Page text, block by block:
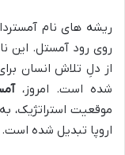
ریشه های نام
روی رود آمستل. این
از دلِ تلاش انسان
شده است. امروز،
موقعیت استراتژیک،
اروپا تبدیل شده است.